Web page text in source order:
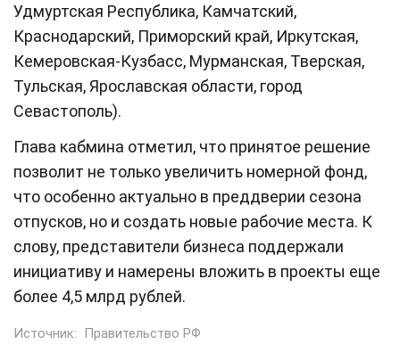
Удмуртская Республика, Камчатский,
Краснодарский, Приморский край, Иркутская,
Кемеровская-Кузбасс, Мурманская, Тверская,
Тульская, Ярославская области, город
Севастополь).
Глава кабмина отметил, что принятое решение
позволит не только увеличить номерной фонд,
что особенно актуально в преддверии сезона
отпусков, но и создать новые рабочие места. К
слову, представители бизнеса поддержали
инициативу и намерены вложить в проекты еще
более 4,5 млрд рублей.
Источник: Правительство РФ